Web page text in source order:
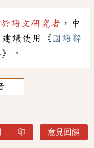
語文研究者 ，中
議使用《 國語辭
》。
印 意見回饋